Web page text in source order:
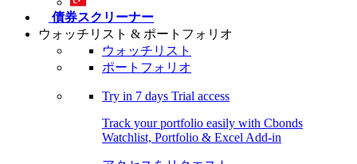
債券スクリーナー
ウォッチリスト & ポートフォリオ
ウォッチリスト
ポートフォリオ
Try in 7 days Trial access
Track your portfolio easily with Cbonds
Watchlist, Portfolio & Excel Add-in